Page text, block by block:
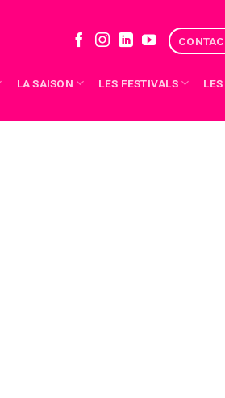
LA SAISON LES FESTIVALS